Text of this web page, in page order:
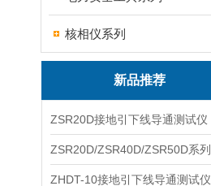
核相仪系列
新品推荐
ZSR20D接地引下线导通测试仪
ZHDT-10接地引下线导通测试仪